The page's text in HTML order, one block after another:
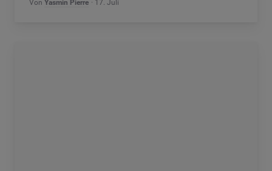
Von Yasmin Pierre 17. Juli